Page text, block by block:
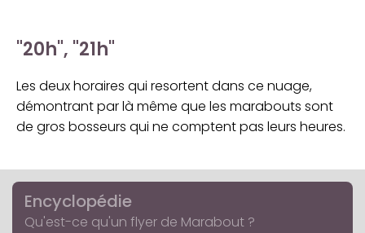
"20h", "21h"
Les deux horaires qui resortent dans ce nuage,
démontrant par là même que les marabouts sont
de gros bosseurs qui ne comptent pas leurs heures.
Encyclopédie
Qu'est-ce qu'un flyer de Marabout ?